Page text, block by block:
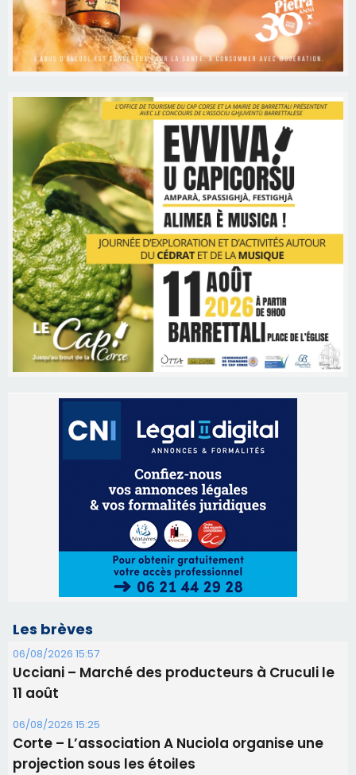
Les brèves
06/08/2026 15:57
Ucciani – Marché des producteurs à Cruculi le
11 août
06/08/2026 15:25
Corte – L’association A Nuciola organise une
projection sous les étoiles